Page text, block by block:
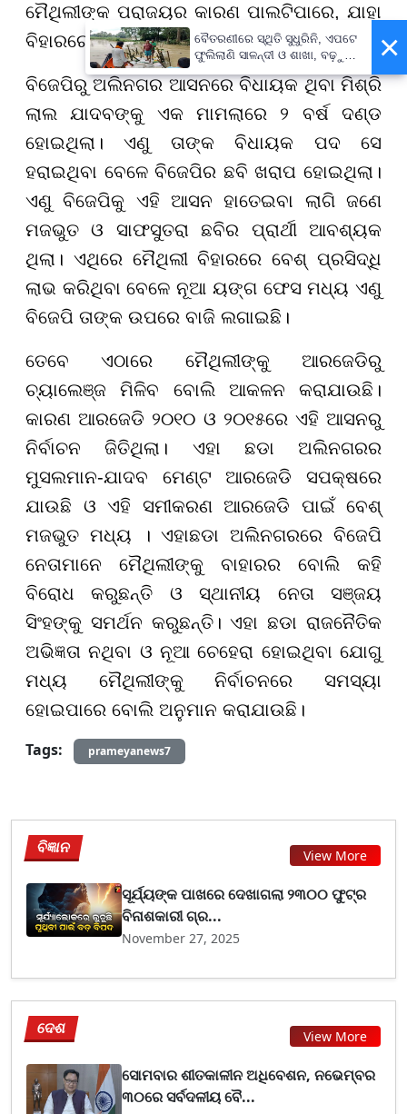
ମୈଥିଲୀଙ୍କ ପରାଜୟର କାରଣ ପାଲଟିପାରେ, ଯାହା
ବିହାରରେ ଏନଡିଏ ଲାଗି ଝଟକା ହେବ।
ବିଜେପିରୁ ଅଲିନଗର ଆସନରେ ବିଧାୟକ ଥିବା ମିଶ୍ରି
ଲାଲ ଯାଦବଙ୍କୁ ଏକ ମାମଲାରେ ୨ ବର୍ଷ ଦଣ୍ଡ
ହୋଇଥିଲା। ଏଣୁ ତାଙ୍କ ବିଧାୟକ ପଦ ସେ
ହରାଇଥିବା ବେଳେ ବିଜେପିର ଛବି ଖରାପ ହୋଇଥିଲା।
ଏଣୁ ବିଜେପିକୁ ଏହି ଆସନ ହାତେଇବା ଲାଗି ଜଣେ
ମଜଭୁତ ଓ ସାଫସୁତରା ଛବିର ପ୍ରାର୍ଥୀ ଆବଶ୍ୟକ
ଥିଲା। ଏଥିରେ ମୈଥିଲୀ ବିହାରରେ ବେଶ୍ ପ୍ରସିଦ୍ଧି
ଲାଭ କରିଥିବା ବେଳେ ନୂଆ ୟଙ୍ଗ ଫେସ ମଧ୍ୟ ଏଣୁ
ବିଜେପି ତାଙ୍କ ଉପରେ ବାଜି ଲଗାଇଛି।
ତେବେ ଏଠାରେ ମୈଥିଲୀଙ୍କୁ ଆରଜେଡିରୁ
ଚ୍ୟାଲେଞ୍ଜ ମିଳିବ ବୋଲି ଆକଳନ କରାଯାଉଛି।
କାରଣ ଆରଜେଡି ୨୦୧୦ ଓ ୨୦୧୫ରେ ଏହି ଆସନରୁ
ନିର୍ବାଚନ ଜିତିଥିଲା। ଏହା ଛଡା ଅଲିନଗରର
ମୁସଲମାନ-ଯାଦବ ମେଣ୍ଟ ଆରଜେଡି ସପକ୍ଷରେ
ଯାଉଛି ଓ ଏହି ସମୀକରଣ ଆରଜେଡି ପାଇଁ ବେଶ୍
ମଜଭୁତ ମଧ୍ୟ । ଏହାଛଡା ଅଲିନଗରରେ ବିଜେପି
ନେତାମାନେ ମୈଥିଲୀଙ୍କୁ ବାହାରର ବୋଲି କହି
ବିରୋଧ କରୁଛନ୍ତି ଓ ସ୍ଥାନୀୟ ନେତା ସଞ୍ଜୟ
ସିଂହଙ୍କୁ ସମର୍ଥନ କରୁଛନ୍ତି। ଏହା ଛଡା ରାଜନୈତିକ
ଅଭିଜ୍ଞତା ନଥିବା ଓ ନୂଆ ଚେହେରା ହୋଇଥିବା ଯୋଗୁ
ମଧ୍ୟ ମୈଥିଲୀଙ୍କୁ ନିର୍ବାଚନରେ ସମସ୍ୟା
ହୋଇପାରେ ବୋଲି ଅନୁମାନ କରାଯାଉଛି।
Tags:
prameyanews7
ବିଜ୍ଞାନ View More
ସୂର୍ଯ୍ୟଙ୍କ ପାଖରେ ଦେଖାଗଲା ୨୩୦୦ ଫୁଟ୍‌ର
ବିନାଶକାରୀ ଗ୍ର...
November 27, 2025
ଦେଶ View More
ସୋମବାର ଶୀତକାଳୀନ ଅଧିବେଶନ, ନଭେମ୍ବର
୩୦ରେ ସର୍ବଦଳୀୟ ବୈ...
×
ବୈତରଣୀରେ ସ୍ଥିତି ସୁଧୁରିନି, ଏପଟେ
ଫୁଲିଲାଣି ସାଳନ୍ଦୀ ଓ ଶାଖା, ବଢ଼ୁଛି
ବନ୍ୟା ଭୟ